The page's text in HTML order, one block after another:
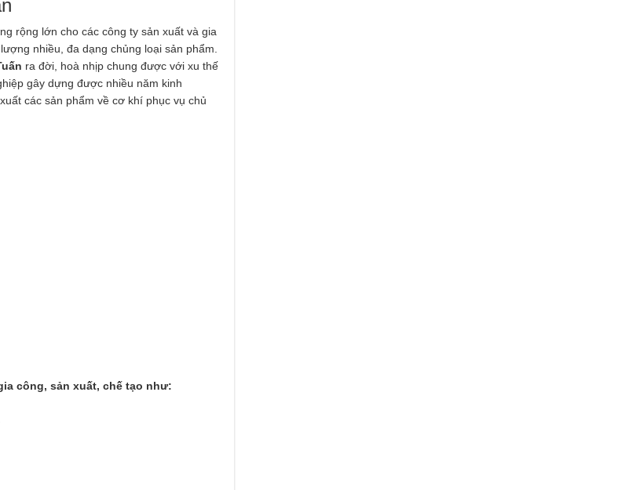
rộng lớn cho các công ty sản xuất và gia
nhiều, đa dạng chủng loại sản phẩm.
ra đời, hoà nhịp chung được với xu thế
gây dựng được nhiều năm kinh
các sản phẩm về cơ khí phục vụ chủ
công, sản xuất, chế tạo như: